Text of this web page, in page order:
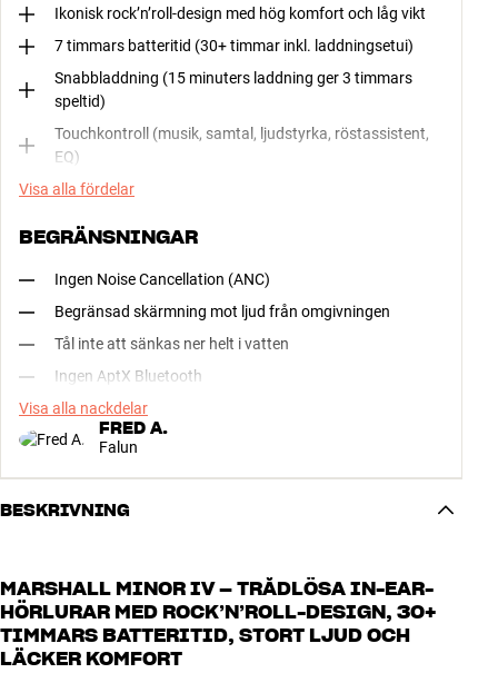
Ikonisk rock’n’roll-design med hög komfort och låg vikt
7 timmars batteritid (30+ timmar inkl. laddningsetui)
Snabbladdning (15 minuters laddning ger 3 timmars
speltid)
Touchkontroll (musik, samtal, ljudstyrka, röstassistent,
EQ)
Visa alla fördelar
BEGRÄNSNINGAR
Ingen Noise Cancellation (ANC)
Begränsad skärmning mot ljud från omgivningen
Tål inte att sänkas ner helt i vatten
Ingen AptX Bluetooth
Visa alla nackdelar
FRED A.
Falun
BESKRIVNING
MARSHALL MINOR IV – TRÅDLÖSA IN-EAR-
HÖRLURAR MED ROCK’N’ROLL-DESIGN, 30+
TIMMARS BATTERITID, STORT LJUD OCH
LÄCKER KOMFORT